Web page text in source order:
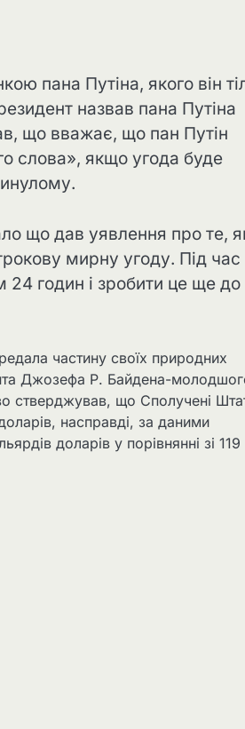
пана Путіна, якого він
назвав пана Путіна
що вважає, що пан Путін
слова», якщо угода буде
що дав уявлення про те,
мирну угоду. Під час
24 годин і зробити це ще до
частину своїх природних
Джозефа Р. Байдена-
стверджував, що Сполучені
насправді, за даними
доларів у порівнянні зі 119